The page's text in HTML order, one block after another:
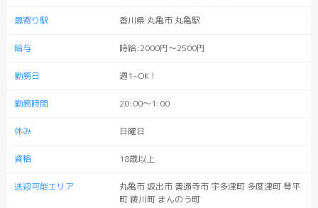
最寄り駅 香川県 丸亀市 丸亀駅
給与 時給:2000円～2500円
勤務日 週1~OK！
勤務時間 20:00〜1:00
休み 日曜日
資格 18歳以上
送迎可能エリア
丸亀市 坂出市 善通寺市 宇多津町 多度津町 琴平
町 綾川町 まんのう町